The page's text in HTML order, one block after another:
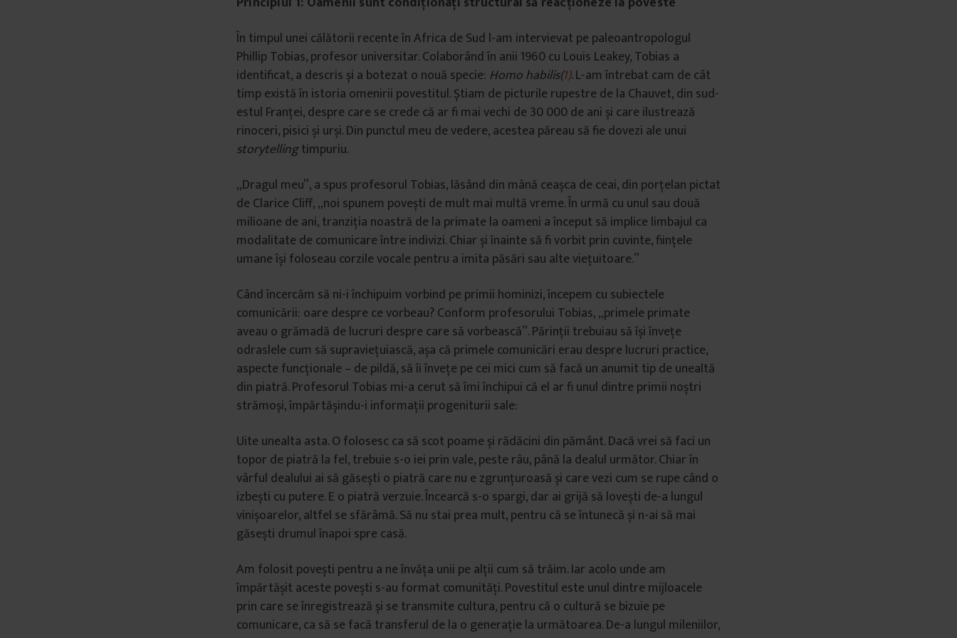
În timpul unei călătorii recente în Africa de Sud l-am intervievat pe paleoantropologul
Phillip Tobias, profesor universitar. Colaborând în anii 1960 cu Louis Leakey, Tobias a
identificat, a descris și a botezat o nouă specie: Homo habilis(1). L-am întrebat cam de cât
timp există în istoria omenirii povestitul. Știam de picturile rupestre de la Chauvet, din sud-
estul Franței, despre care se crede că ar fi mai vechi de 30 000 de ani și care ilustrează
rinoceri, pisici și urși. Din punctul meu de vedere, acestea păreau să fie dovezi ale unui
storytellingtimpuriu.
„Dragul meu”, a spus profesorul Tobias, lăsând din mână ceașca de ceai, din porțelan pictat
de Clarice Cliff, „noi spunem povești de mult mai multă vreme. În urmă cu unul sau două
milioane de ani, tranziția noastră de la primate la oameni a început să implice limbajul ca
modalitate de comunicare între indivizi. Chiar și înainte să fi vorbit prin cuvinte, ființele
umane își foloseau corzile vocale pentru a imita păsări sau alte viețuitoare.”
Când încercăm să ni-i închipuim vorbind pe primii hominizi, începem cu subiectele
comunicării: oare despre ce vorbeau? Conform profesorului Tobias, „primele primate
aveau o grămadă de lucruri despre care să vorbească”. Părinții trebuiau să își învețe
odraslele cum să supraviețuiască, așa că primele comunicări erau despre lucruri practice,
aspecte funcționale – de pildă, să îi învețe pe cei mici cum să facă un anumit tip de unealtă
din piatră. Profesorul Tobias mi-a cerut să îmi închipui că el ar fi unul dintre primii noștri
strămoși, împărtășindu-i informații progeniturii sale:
Uite unealta asta. O folosesc ca să scot poame și rădăcini din pământ. Dacă vrei să faci un
topor de piatră la fel, trebuie s-o iei prin vale, peste râu, până la dealul următor. Chiar în
vârful dealului ai să găsești o piatră care nu e zgrunțuroasă și care vezi cum se rupe când o
izbești cu putere. E o piatră verzuie. Încearcă s-o spargi, dar ai grijă să lovești de-a lungul
vinișoarelor, altfel se sfărâmă. Să nu stai prea mult, pentru că se întunecă și n-ai să mai
găsești drumul înapoi spre casă.
Am folosit povești pentru a ne învăța unii pe alții cum să trăim. Iar acolo unde am
împărtășit aceste povești s-au format comunități. Povestitul este unul dintre mijloacele
prin care se înregistrează și se transmite cultura, pentru că o cultură se bizuie pe
comunicare, ca să se facă transferul de la o generație la următoarea. De-a lungul mileniilor,